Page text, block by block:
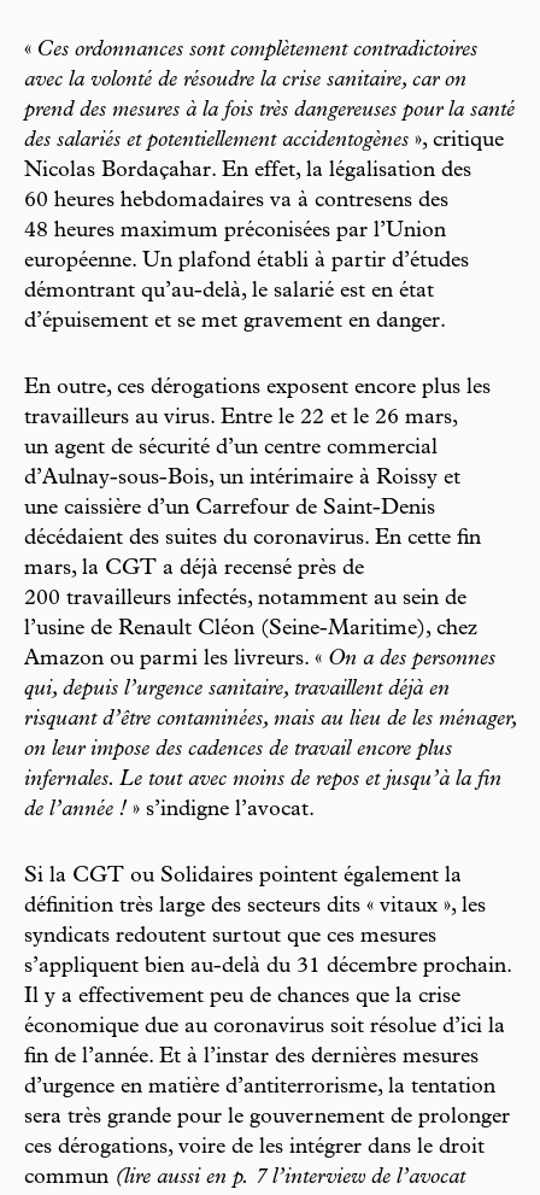
« Ces ordonnances sont complètement contradictoires
avec la volonté de résoudre la crise sanitaire, car on
prend des mesures à la fois très dangereuses pour la santé
des salariés et potentiellement accidentogènes », critique
Nicolas Bordaçahar. En effet, la légalisation des
60 heures hebdomadaires va à contresens des
48 heures maximum préconisées par l’Union
européenne. Un plafond établi à partir d’études
démontrant qu’au-delà, le salarié est en état
d’épuisement et se met gravement en danger.
En outre, ces dérogations exposent encore plus les
travailleurs au virus. Entre le 22 et le 26 mars,
un agent de sécurité d’un centre commercial
d’Aulnay-sous-Bois, un intérimaire à Roissy et
une caissière d’un Carrefour de Saint-Denis
décédaient des suites du coronavirus. En cette fin
mars, la CGT a déjà recensé près de
200 travailleurs infectés, notamment au sein de
l’usine de Renault Cléon (Seine-Maritime), chez
Amazon ou parmi les livreurs. « On a des personnes
qui, depuis l’urgence sanitaire, travaillent déjà en
risquant d’être contaminées, mais au lieu de les ménager,
on leur impose des cadences de travail encore plus
infernales. Le tout avec moins de repos et jusqu’à la fin
de l’année ! » s’indigne l’avocat.
Si la CGT ou Solidaires pointent également la
définition très large des secteurs dits « vitaux », les
syndicats redoutent surtout que ces mesures
s’appliquent bien au-delà du 31 décembre prochain.
Il y a effectivement peu de chances que la crise
économique due au coronavirus soit résolue d’ici la
fin de l’année. Et à l’instar des dernières mesures
d’urgence en matière d’antiterrorisme, la tentation
sera très grande pour le gouvernement de prolonger
ces dérogations, voire de les intégrer dans le droit
commun (lire aussi en p. 7 l’interview de l’avocat